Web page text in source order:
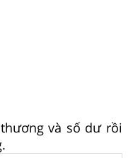
và số dư rồi